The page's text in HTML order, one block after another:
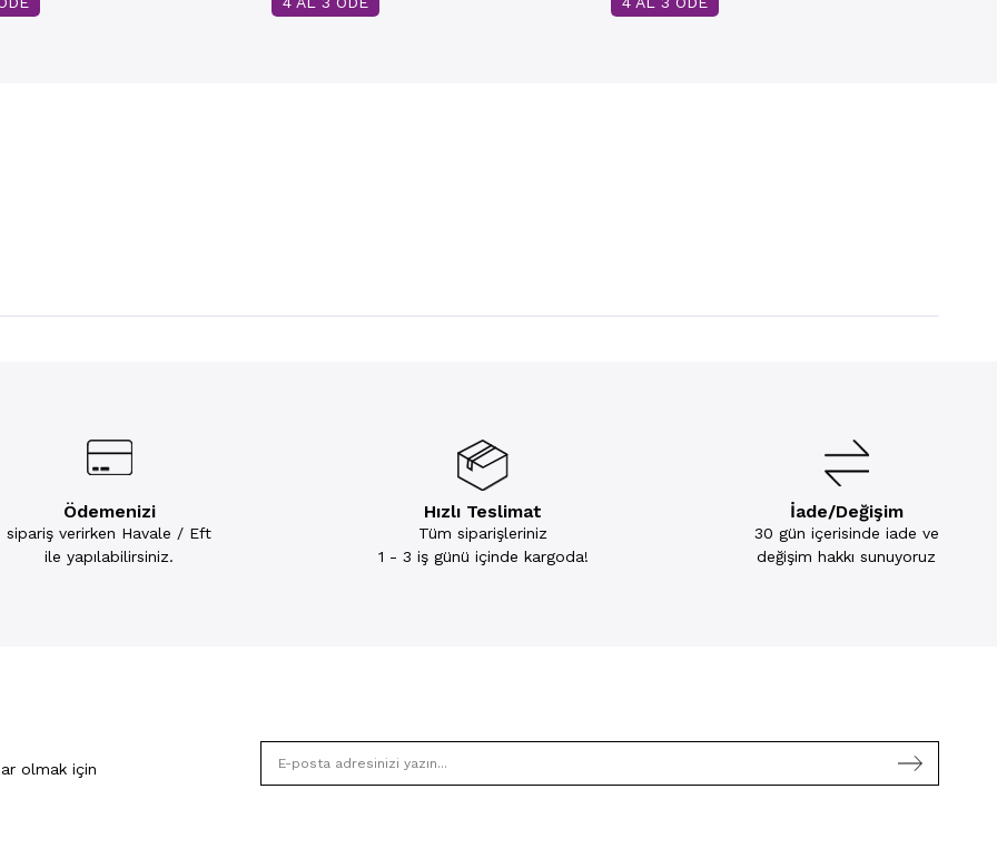
Ödemenizi
sipariş verirken Havale / Eft
ile yapılabilirsiniz.
Hızlı Teslimat
Tüm siparişleriniz
1 - 3 iş günü içinde kargoda!
İade/Değişim
30 gün içerisinde iade ve
değişim hakkı sunuyoruz
olmak için